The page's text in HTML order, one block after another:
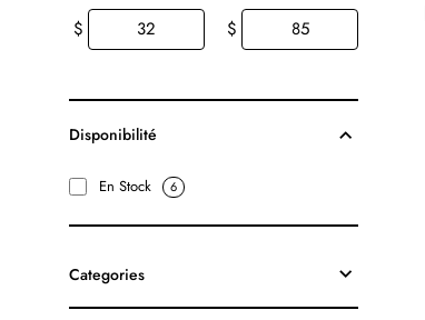
$ $
Disponibilité
En Stock 6
Categories